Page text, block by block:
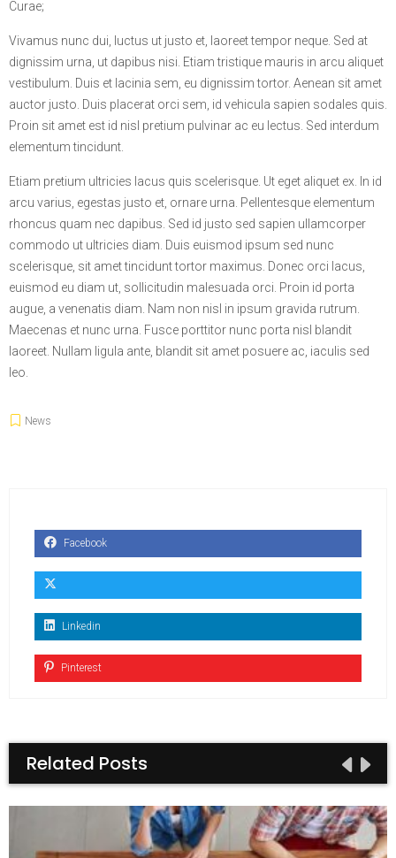
Curae;
Vivamus nunc dui, luctus ut justo et, laoreet tempor neque. Sed at
dignissim urna, ut dapibus nisi. Etiam tristique mauris in arcu aliquet
vestibulum. Duis et lacinia sem, eu dignissim tortor. Aenean sit amet
auctor justo. Duis placerat orci sem, id vehicula sapien sodales quis.
Proin sit amet est id nisl pretium pulvinar ac eu lectus. Sed interdum
elementum tincidunt.
Etiam pretium ultricies lacus quis scelerisque. Ut eget aliquet ex. In id
arcu varius, egestas justo et, ornare urna. Pellentesque elementum
rhoncus quam nec dapibus. Sed id justo sed sapien ullamcorper
commodo ut ultricies diam. Duis euismod ipsum sed nunc
scelerisque, sit amet tincidunt tortor maximus. Donec orci lacus,
euismod eu diam ut, sollicitudin malesuada orci. Proin id porta
augue, a venenatis diam. Nam non nisl in ipsum gravida rutrum.
Maecenas et nunc urna. Fusce porttitor nunc porta nisl blandit
laoreet. Nullam ligula ante, blandit sit amet posuere ac, iaculis sed
leo.
News
Facebook
Linkedin
Pinterest
Related Posts